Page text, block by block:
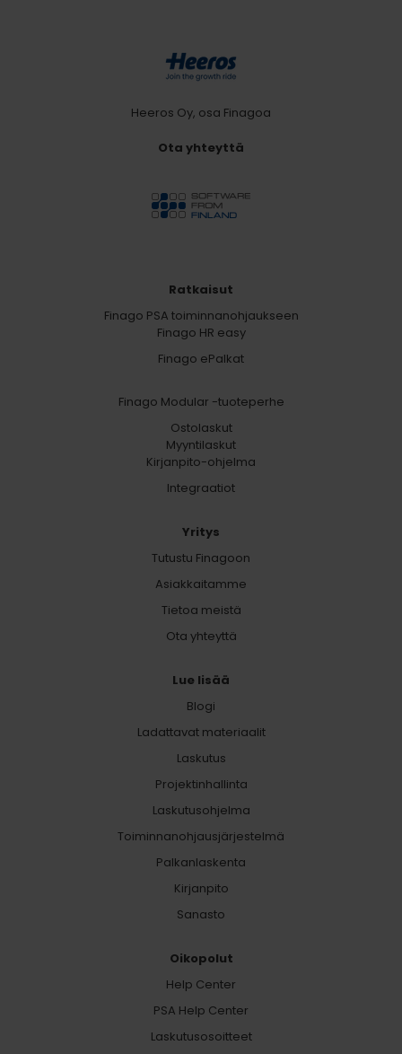
Heeros Oy, osa Finagoa
Ota yhteyttä
Ratkaisut
Finago PSA toiminnanohjaukseen
Finago HR easy
Finago ePalkat
Finago Modular -tuoteperhe
Ostolaskut
Myyntilaskut
Kirjanpito-ohjelma
Integraatiot
Yritys
Tutustu Finagoon
Asiakkaitamme
Tietoa meistä
Ota yhteyttä
Lue lisää
Blogi
Ladattavat materiaalit
Laskutus
Projektinhallinta
Laskutusohjelma
Toiminnanohjausjärjestelmä
Palkanlaskenta
Kirjanpito
Sanasto
Oikopolut
Help Center
PSA Help Center
Laskutusosoitteet